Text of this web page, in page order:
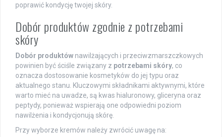
poprawić kondycję twojej skóry.
Dobór produktów zgodnie z potrzebami
skóry
Dobór produktów nawilżających i przeciwzmarszczkowych
powinien być ściśle związany z potrzebami skóry, co
oznacza dostosowanie kosmetyków do jej typu oraz
aktualnego stanu. Kluczowymi składnikami aktywnymi, które
warto mieć na uwadze, są kwas hialuronowy, gliceryna oraz
peptydy, ponieważ wspierają one odpowiedni poziom
nawilżenia i kondycjonują skórę.
Przy wyborze kremów należy zwrócić uwagę na: